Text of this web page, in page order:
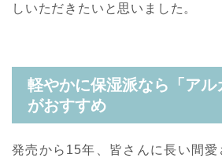
しいただきたいと思いました。
軽やかに保湿派なら「アル
がおすすめ
発売から15年、皆さんに長い間